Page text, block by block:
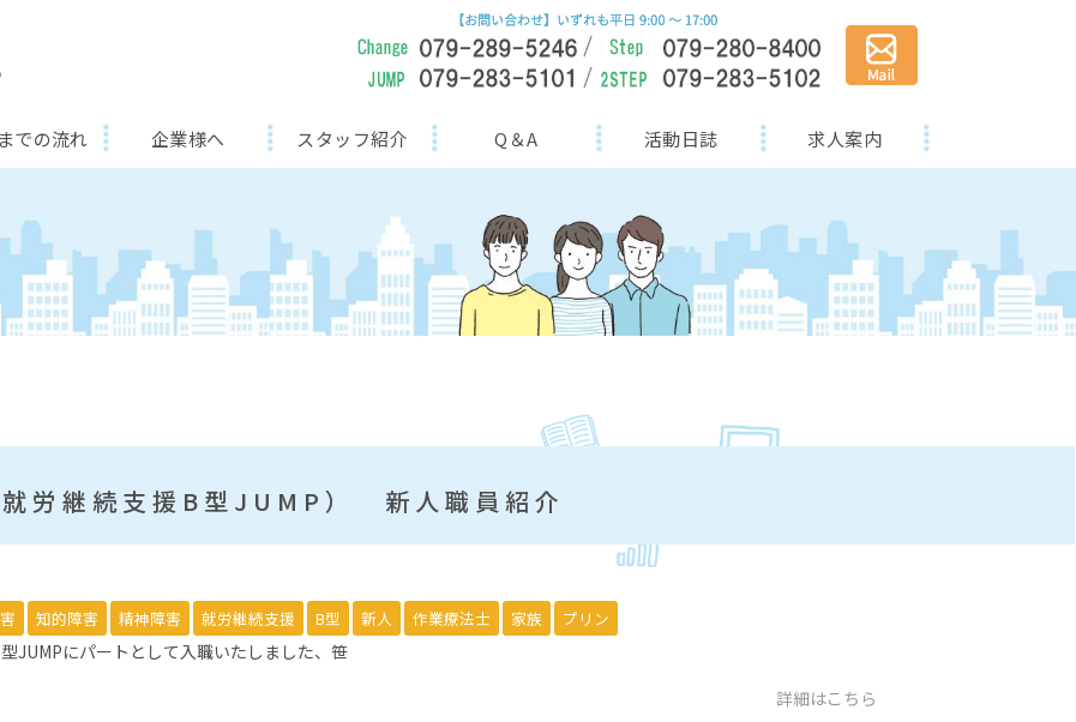
での流れ 企業様へ スタッフ紹介 Q＆A 活動日誌 求人案内
就労継続支援B型JUMP） 新人職員紹介
知的障害 精神障害 就労継続支援 B型 新人 作業療法士 家族 プリン
JUMPにパートとして入職いたしました、笹
詳細はこちら